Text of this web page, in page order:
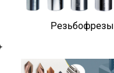
Резьбофрезы